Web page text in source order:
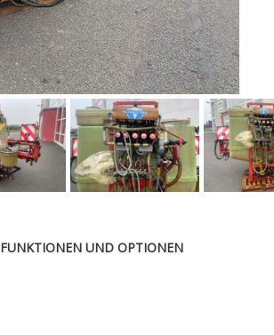
FUNKTIONEN UND OPTIONEN